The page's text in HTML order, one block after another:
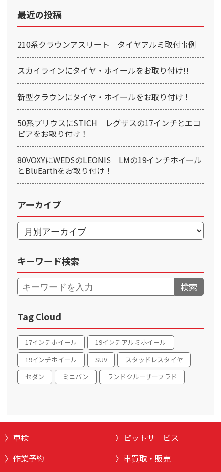
最近の投稿
210系クラウンアスリート タイヤアルミ取付事例
スカイラインにタイヤ・ホイールをお取り付け!!
新型クラウンにタイヤ・ホイールをお取り付け！
50系プリウスにSTICH レグザスの17インチとエコ
ピアをお取り付け！
80VOXYにWEDSのLEONIS LMの19インチホイール
とBluEarthをお取り付け！
アーカイブ
キーワード検索
検索
Tag Cloud
17インチホイール
19インチアルミホイール
19インチホイール
SUV
スタッドレスタイヤ
セダン
ミニバン ランドクルーザープラド
車検
ピットサービス
作業予約
車買取・販売